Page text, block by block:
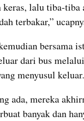
keras, lalu tiba-
terbakar,”
bersama
dari bus
menyusul keluar.
ada, mereka
banyak dan